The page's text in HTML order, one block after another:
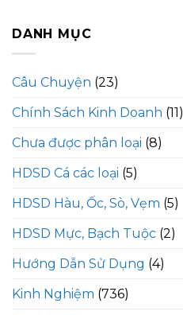
DANH MỤC
Câu Chuyện (23)
Chính Sách Kinh Doanh (11)
Chưa được phân loại (8)
HDSD Cá các loại (5)
HDSD Hàu, Ốc, Sò, Vẹm (5)
HDSD Mực, Bạch Tuộc (2)
Hướng Dẫn Sử Dụng (4)
Kinh Nghiệm (736)